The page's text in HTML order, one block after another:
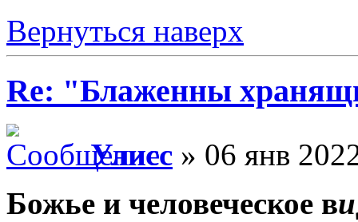
Вернуться наверх
Re: "Блаженны
Улисс » 06 янв
Божье и человеческое ви